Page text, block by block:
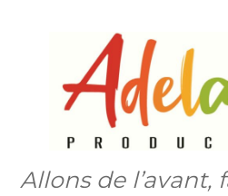
Allons de l’avant,